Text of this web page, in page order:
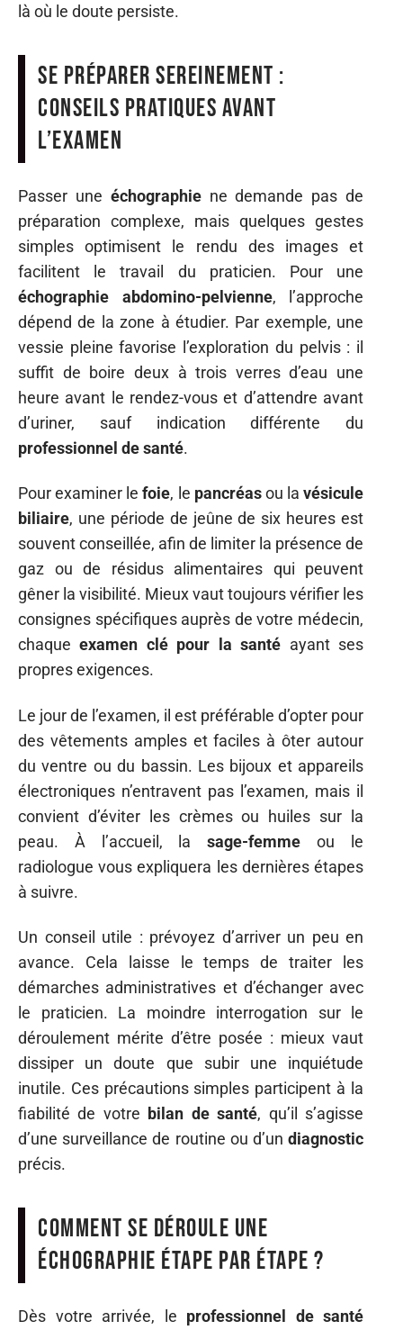
là où le doute persiste.
Se préparer sereinement :
conseils pratiques avant
l’examen
Passer une échographiene demande pas de
préparation complexe, mais quelques gestes
simples optimisent le rendu des images et
facilitent le travail du praticien. Pour une
échographie abdomino-pelvienne, l’approche
dépend de la zone à étudier. Par exemple, une
vessie pleine favorise l’exploration du pelvis : il
suffit de boire deux à trois verres d’eau une
heure avant le rendez-vous et d’attendre avant
d’uriner, sauf indication différente du
professionnel de santé.
Pour examiner lefoie, le pancréasou la vésicule
biliaire, une période de jeûne de six heures est
souvent conseillée, afin de limiter la présence de
gaz ou de résidus alimentaires qui peuvent
gêner la visibilité. Mieux vaut toujours vérifier les
consignes spécifiques auprès de votre médecin,
chaqueexamen clé pour la santé ayant ses
propres exigences.
Le jour de l’examen, il est préférable d’opter pour
des vêtements amples et faciles à ôter autour
du ventre ou du bassin. Les bijoux et appareils
électroniques n’entravent pas l’examen, mais il
convient d’éviter les crèmes ou huiles sur la
peau. À l’accueil, lasage-femme ou le
radiologue vous expliquera les dernières étapes
à suivre.
Un conseil utile : prévoyez d’arriver un peu en
avance. Cela laisse le temps de traiter les
démarches administratives et d’échanger avec
le praticien. La moindre interrogation sur le
déroulement mérite d’être posée : mieux vaut
dissiper un doute que subir une inquiétude
inutile. Ces précautions simples participent à la
fiabilité de votre bilan de santé, qu’il s’agisse
d’une surveillance de routine ou d’un diagnostic
précis.
Comment se déroule une
échographie étape par étape ?
Dès votre arrivée, le professionnel de santé